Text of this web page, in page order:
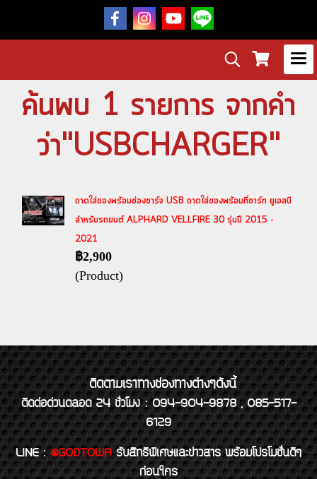
ค้นพบ 1 รายการ จากคำ
ว่า"USBCHARGER"
ถาดใส่ของพร้อมช่องชาร์จ USB ถาดใส่ของพร้อมที่ชาร์ท ยูเอสบี
สำหรับรถยนต์ ALPHARD VELLFIRE 30 รุ่นปี 2015 -
2021
฿2,900
(Product)
ติดตามเราทางช่องทางต่างๆดังนี้
ติดต่อด่วนตลอด 24 ชั่วโมง : 094-904-9878 , 085-517-
6129
LINE : @GODTOWA รับสิทธิพิเศษและข่าวสาร พร้อมโปรโมชั่นดีๆ
ก่อนใคร